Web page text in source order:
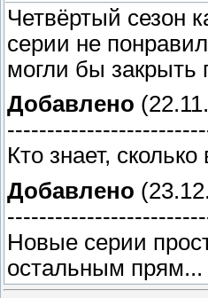
Четвёртый сезон
серии не
могли бы закрыть
Добавлено
Кто знает,
Добавлено
Новые серии
остальным